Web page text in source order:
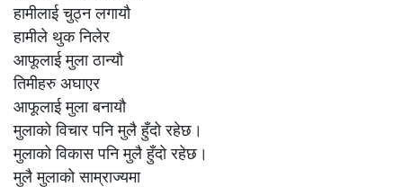
हामीलाई चुठ्न लगायौ
हामीले थुक निलेर
आफूलाई मुला ठान्यौ
तिमीहरु अघाएर
आफूलाई मुला बनायौ
मुलाको विचार पनि मुलै हुँदो रहेछ।
मुलाको विकास पनि मुलै हुँदो रहेछ।
मुलै मुलाको साम्राज्यमा